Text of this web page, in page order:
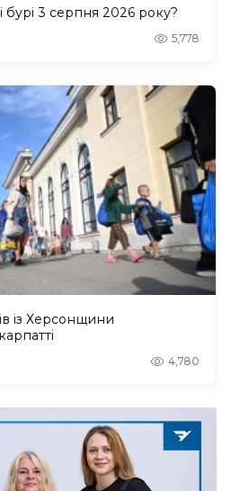
бурі 3 серпня 2026 року?
5,778
із Херсонщини
4,780